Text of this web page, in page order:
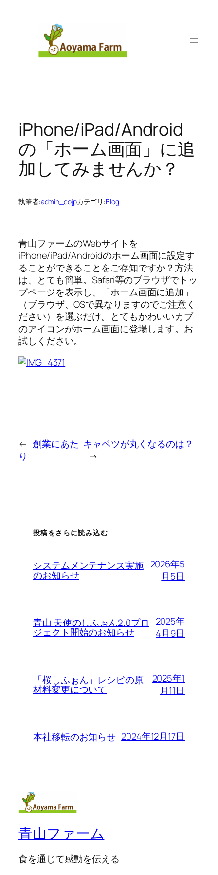
iPhone/iPad/Android
の「ホーム画面」に追
加してみませんか？
執筆者:admin_cojpカテゴリ:Blog
青山ファームのWebサイトを
iPhone/iPad/Androidのホーム画面に設定す
ることができることをご存知ですか？方法
は、とても簡単。Safari等のブラウザでトッ
プページを表示し、「ホーム画面に追加」
（ブラウザ、OSで異なりますのでご注意く
ださい）を選ぶだけ。とてもかわいいカブ
のアイコンがホーム画面に登場します。お
試しください。
← 創業にあた
り
キャベツが丸くなるのは？
→
投稿をさらに読み込む
システムメンテナンス実施
のお知らせ
2026年5
月5日
青山 天使のしふぉん2.0プロ
ジェクト開始のお知らせ
2025年
4月9日
「桜しふぉん」レシピの原
材料変更について
2025年1
月11日
本社移転のお知らせ 2024年12月17日
青山ファーム
食を通じて感動を伝える